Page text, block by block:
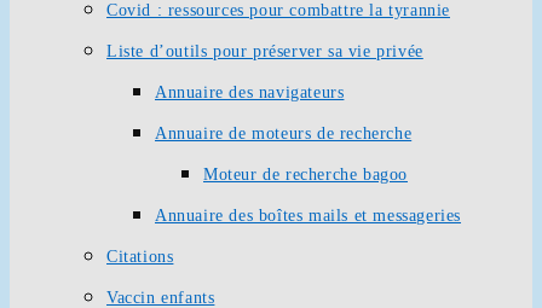
Covid : ressources pour combattre la tyrannie
Liste d’outils pour préserver sa vie privée
Annuaire des navigateurs
Annuaire de moteurs de recherche
Moteur de recherche bagoo
Annuaire des boîtes mails et messageries
Citations
Vaccin enfants